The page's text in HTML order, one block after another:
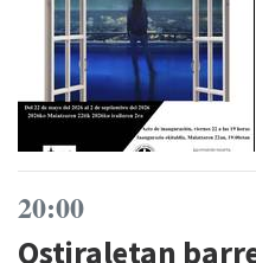
20:00
Ostiraletan